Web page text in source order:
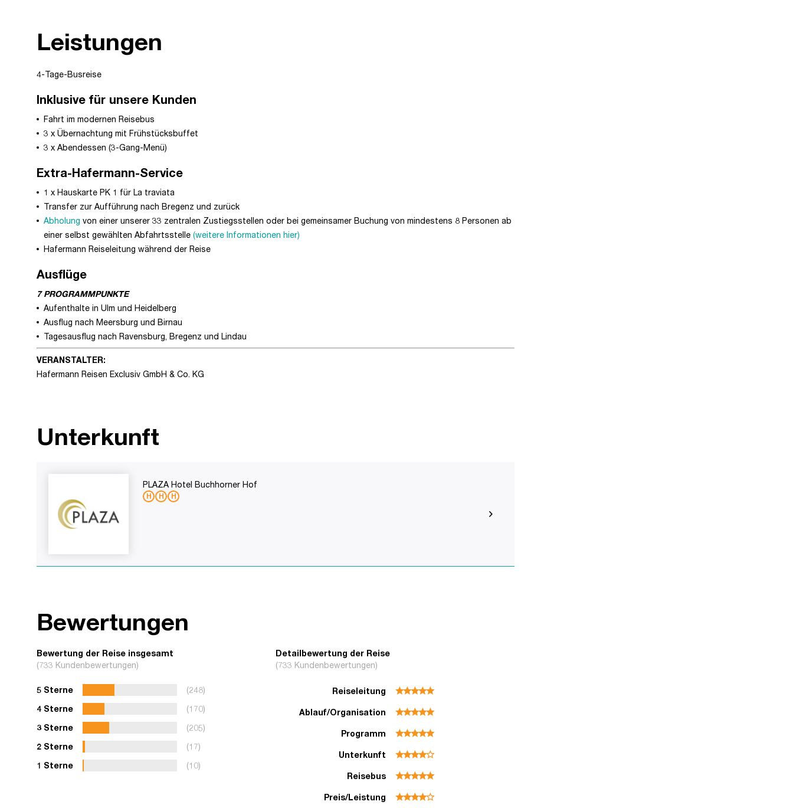
Leistungen
4-Tage-Busreise
Inklusive für unsere Kunden
Fahrt im modernen Reisebus
3 x Übernachtung mit Frühstücksbuffet
3 x Abendessen (3-Gang-Menü)
Extra-Hafermann-Service
1 x Hauskarte PK 1 für La traviata
Transfer zur Aufführung nach Bregenz und zurück
Abholung von einer unserer 33 zentralen Zustiegsstellen oder bei gemeinsamer Buchung von mindestens 8 Personen ab
einer selbst gewählten Abfahrtsstelle (weitere Informationen hier)
Hafermann Reiseleitung während der Reise
Ausflüge
7 PROGRAMMPUNKTE
Aufenthalte in Ulm und Heidelberg
Ausflug nach Meersburg und Birnau
Tagesausflug nach Ravensburg, Bregenz und Lindau
VERANSTALTER:
Hafermann Reisen Exclusiv GmbH & Co. KG
Unterkunft
PLAZA Hotel Buchhorner Hof
Bewertungen
Bewertung der Reise insgesamt
(733 Kundenbewertungen)
5 Sterne
(248)
4 Sterne
(170)
3 Sterne
(205)
2 Sterne
(17)
1 Sterne
(10)
Detailbewertung der Reise
(733 Kundenbewertungen)
Reiseleitung
Ablauf/Organisation
Programm
Unterkunft
Reisebus
Preis/Leistung